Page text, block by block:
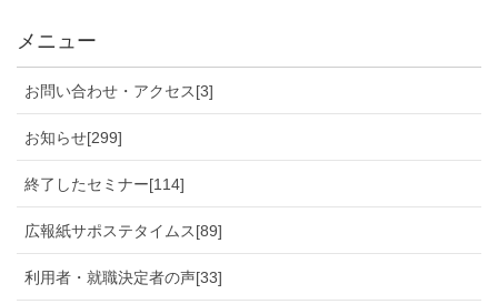
メニュー
お問い合わせ・アクセス[3]
お知らせ[299]
終了したセミナー[114]
広報紙サポステタイムス[89]
利用者・就職決定者の声[33]